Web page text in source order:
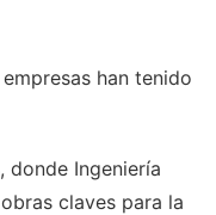
han tenido
, donde Ingeniería
claves para la